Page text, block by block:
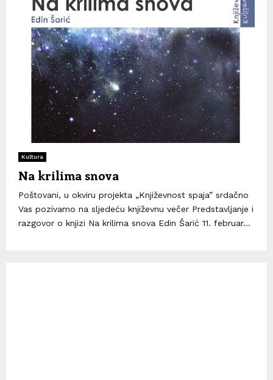
Kultura
Na krilima snova
Poštovani, u okviru projekta „Književnost spaja” srdačno
Vas pozivamo na sljedeću književnu večer Predstavljanje i
razgovor o knjizi Na krilima snova Edin Šarić 11. februar...